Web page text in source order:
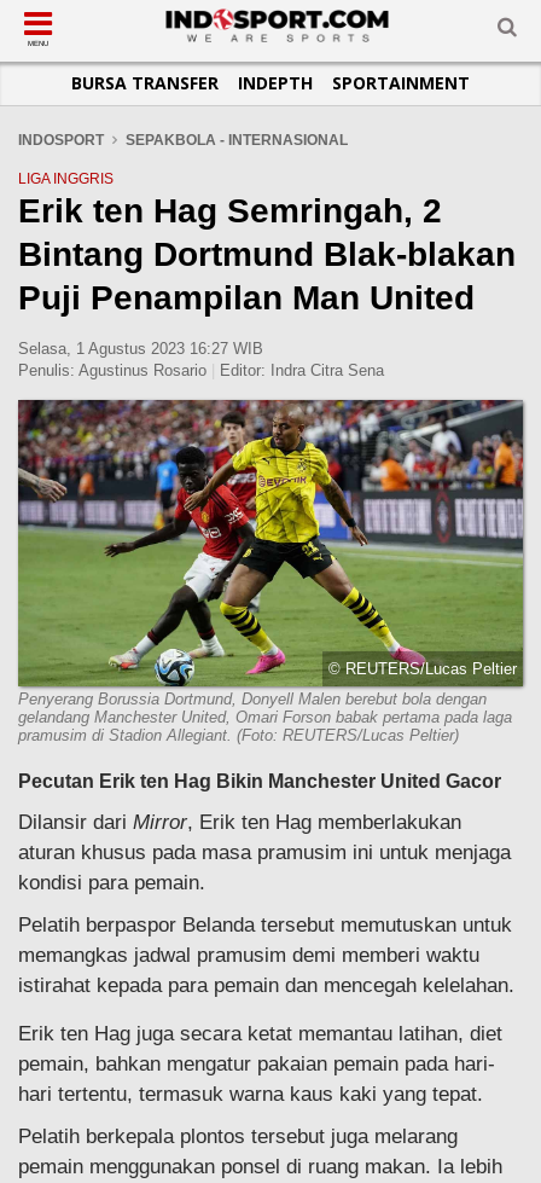
SUB-MENU
SEPAKBOLA
LIGA INGGRIS
LIGA ITALIA
LIGA SPANYOL
LIGA JERMAN
LIGA PRANCIS
LIGA EUROPA
SUB-MENU
SPORTAINMENT
SUB-MENU
OTOMOTIF
OTOMANIA
SUB-MENU
BASKET
FUTSAL
OLIMPIK
E-SPORT
SUB-MENU
JADWAL
SUB-MENU
TOPIK HARI INI
INFOGRAFIS
GALERI FOTO
TEMPAT OLAHRAGA
KOMUNITAS SEHAT
MENU
BURSA TRANSFER INDEPTH SPORTAINMENT
INDOSPORT SEPAKBOLA - INTERNASIONAL
LIGA INGGRIS
Erik ten Hag Semringah, 2
Bintang Dortmund Blak-blakan
Puji Penampilan Man United
Selasa, 1 Agustus 2023 16:27 WIB
Penulis: Agustinus Rosario Editor: Indra Citra Sena
© REUTERS/Lucas Peltier
Penyerang Borussia Dortmund, Donyell Malen berebut bola dengan
gelandang Manchester United, Omari Forson babak pertama pada laga
pramusim di Stadion Allegiant. (Foto: REUTERS/Lucas Peltier)
Pecutan Erik ten Hag Bikin Manchester United Gacor
Dilansir dari Mirror, Erik ten Hag memberlakukan
aturan khusus pada masa pramusim ini untuk menjaga
kondisi para pemain.
Pelatih berpaspor Belanda tersebut memutuskan untuk
memangkas jadwal pramusim demi memberi waktu
istirahat kepada para pemain dan mencegah kelelahan.
Erik ten Hag juga secara ketat memantau latihan, diet
pemain, bahkan mengatur pakaian pemain pada hari-
hari tertentu, termasuk warna kaus kaki yang tepat.
Pelatih berkepala plontos tersebut juga melarang
pemain menggunakan ponsel di ruang makan. Ia lebih